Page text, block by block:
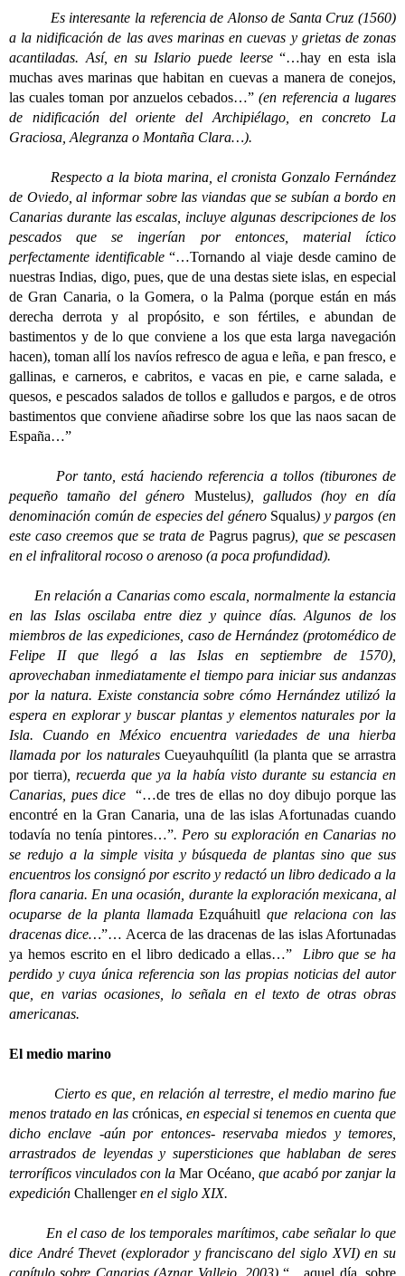
Es interesante la referencia de Alonso de Santa Cruz (1560)
a la nidificación de las aves marinas en cuevas y grietas de zonas
acantiladas. Así, en su Islario puede leerse“…hay en esta isla
muchas aves marinas que habitan en cuevas a manera de conejos,
las cuales toman por anzuelos cebados…” (en referencia a lugares
de nidificación del oriente del Archipiélago, en concreto La
Graciosa, Alegranza o Montaña Clara…).
Respecto a la biota marina, el cronista Gonzalo Fernández
de Oviedo, al informar sobre las viandas que se subían a bordo en
Canarias durante las escalas, incluye algunas descripciones de los
pescados que se ingerían por entonces, material íctico
perfectamente identificable“…Tornando al viaje desde camino de
nuestras Indias, digo, pues, que de una destas siete islas, en especial
de Gran Canaria, o la Gomera, o la Palma (porque están en más
derecha derrota y al propósito, e son fértiles, e abundan de
bastimentos y de lo que conviene a los que esta larga navegación
hacen), toman allí los navíos refresco de agua e leña, e pan fresco, e
gallinas, e carneros, e cabritos, e vacas en pie, e carne salada, e
quesos, e pescados salados de tollos e galludos e pargos, e de otros
bastimentos que conviene añadirse sobre los que las naos sacan de
España…”
Por tanto, está haciendo referencia a tollos (tiburones de
pequeño tamaño del género Mustelus), galludos (hoy en día
denominación común de especies del género Squalus) y pargos (en
este caso creemos que se trata de Pagrus pagrus), que se pescasen
en el infralitoral rocoso o arenoso (a poca profundidad).
En relación a Canarias como escala, normalmente la estancia
en las Islas oscilaba entre diez y quince días. Algunos de los
miembros de las expediciones, caso de Hernández (protomédico de
Felipe II que llegó a las Islas en septiembre de 1570),
aprovechaban inmediatamente el tiempo para iniciar sus andanzas
por la natura. Existe constancia sobre cómo Hernández utilizó la
espera en explorar y buscar plantas y elementos naturales por la
Isla. Cuando en México encuentra variedades de una hierba
llamada por los naturalesCueyauhquílitl (la planta que se arrastra
por tierra) , recuerda que ya la había visto durante su estancia en
Canarias, pues dice “…de tres de ellas no doy dibujo porque las
encontré en la Gran Canaria, una de las islas Afortunadas cuando
todavía no tenía pintores…”. Pero su exploración en Canarias no
se redujo a la simple visita y búsqueda de plantas sino que sus
encuentros los consignó por escrito y redactó un libro dedicado a la
flora canaria. En una ocasión, durante la exploración mexicana, al
ocuparse de la planta llamadaEzquáhuitl que relaciona con las
dracenas dice…”… Acerca de las dracenas de las islas Afortunadas
ya hemos escrito en el libro dedicado a ellas…” Libro que se ha
perdido y cuya única referencia son las propias noticias del autor
que, en varias ocasiones, lo señala en el texto de otras obras
americanas.
El medio marino
Cierto es que, en relación al terrestre, el medio marino fue
menos tratado en las crónicas , en especial si tenemos en cuenta que
dicho enclave -aún por entonces- reservaba miedos y temores,
arrastrados de leyendas y supersticiones que hablaban de seres
terroríficos vinculados con laMar Océano, que acabó por zanjar la
expedición Challengeren el siglo XIX.
En el caso de los temporales marítimos, cabe señalar lo que
dice André Thevet (explorador y franciscano del siglo XVI) en su